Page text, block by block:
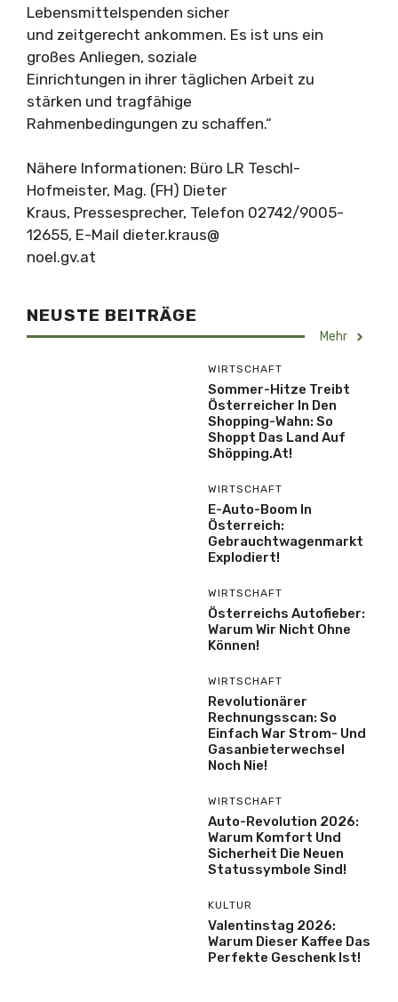
Lebensmittelspenden sicher
und zeitgerecht ankommen. Es ist uns ein
großes Anliegen, soziale
Einrichtungen in ihrer täglichen Arbeit zu
stärken und tragfähige
Rahmenbedingungen zu schaffen.“
Nähere Informationen: Büro LR Teschl-
Hofmeister, Mag. (FH) Dieter
Kraus, Pressesprecher, Telefon 02742/9005-
12655, E-Mail dieter.kraus@
noel.gv.at
NEUSTE BEITRÄGE
Mehr
WIRTSCHAFT
Sommer-Hitze Treibt
Österreicher In Den
Shopping-Wahn: So
Shoppt Das Land Auf
Shöpping.at!
WIRTSCHAFT
E-Auto-Boom In
Österreich:
Gebrauchtwagenmarkt
Explodiert!
WIRTSCHAFT
Österreichs Autofieber:
Warum Wir Nicht Ohne
Können!
WIRTSCHAFT
Revolutionärer
Rechnungsscan: So
Einfach War Strom- Und
Gasanbieterwechsel
Noch Nie!
WIRTSCHAFT
Auto-Revolution 2026:
Warum Komfort Und
Sicherheit Die Neuen
Statussymbole Sind!
KULTUR
Valentinstag 2026:
Warum Dieser Kaffee Das
Perfekte Geschenk Ist!